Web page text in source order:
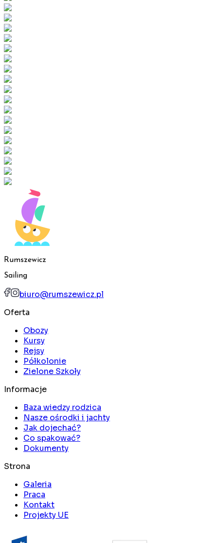
Rumszewicz
Sailing
biuro@rumszewicz.pl
Oferta
Obozy
Kursy
Rejsy
Półkolonie
Zielone Szkoły
Informacje
Baza wiedzy rodzica
Nasze ośrodki i jachty
Jak dojechać?
Co spakować?
Dokumenty
Strona
Galeria
Praca
Kontakt
Projekty UE